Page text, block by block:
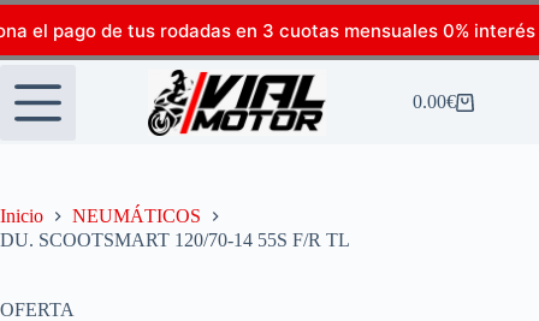
el pago de tus rodadas en 3 cuotas mensuales 0% interés
0.00€
Inicio
NEUMÁTICOS
DU. SCOOTSMART 120/70-14 55S F/R TL
OFERTA